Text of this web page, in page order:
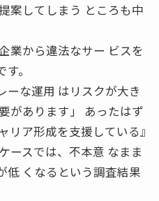
案してしまう ところも中
業から違法なサー ビスを
。
ーな運用 はリスクが大き
があります」 あったはず
リア形成を支援している』
ースでは、不本意 なまま
低 くなるという調査結果